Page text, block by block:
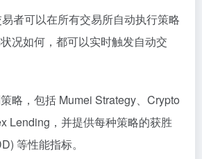
者可以在所有交易所自动执行策略
况如何，都可以实时触发自动交
略，包括 Mumei Strategy、Crypto
Lending，并提供每种策略的获胜
等性能指标。